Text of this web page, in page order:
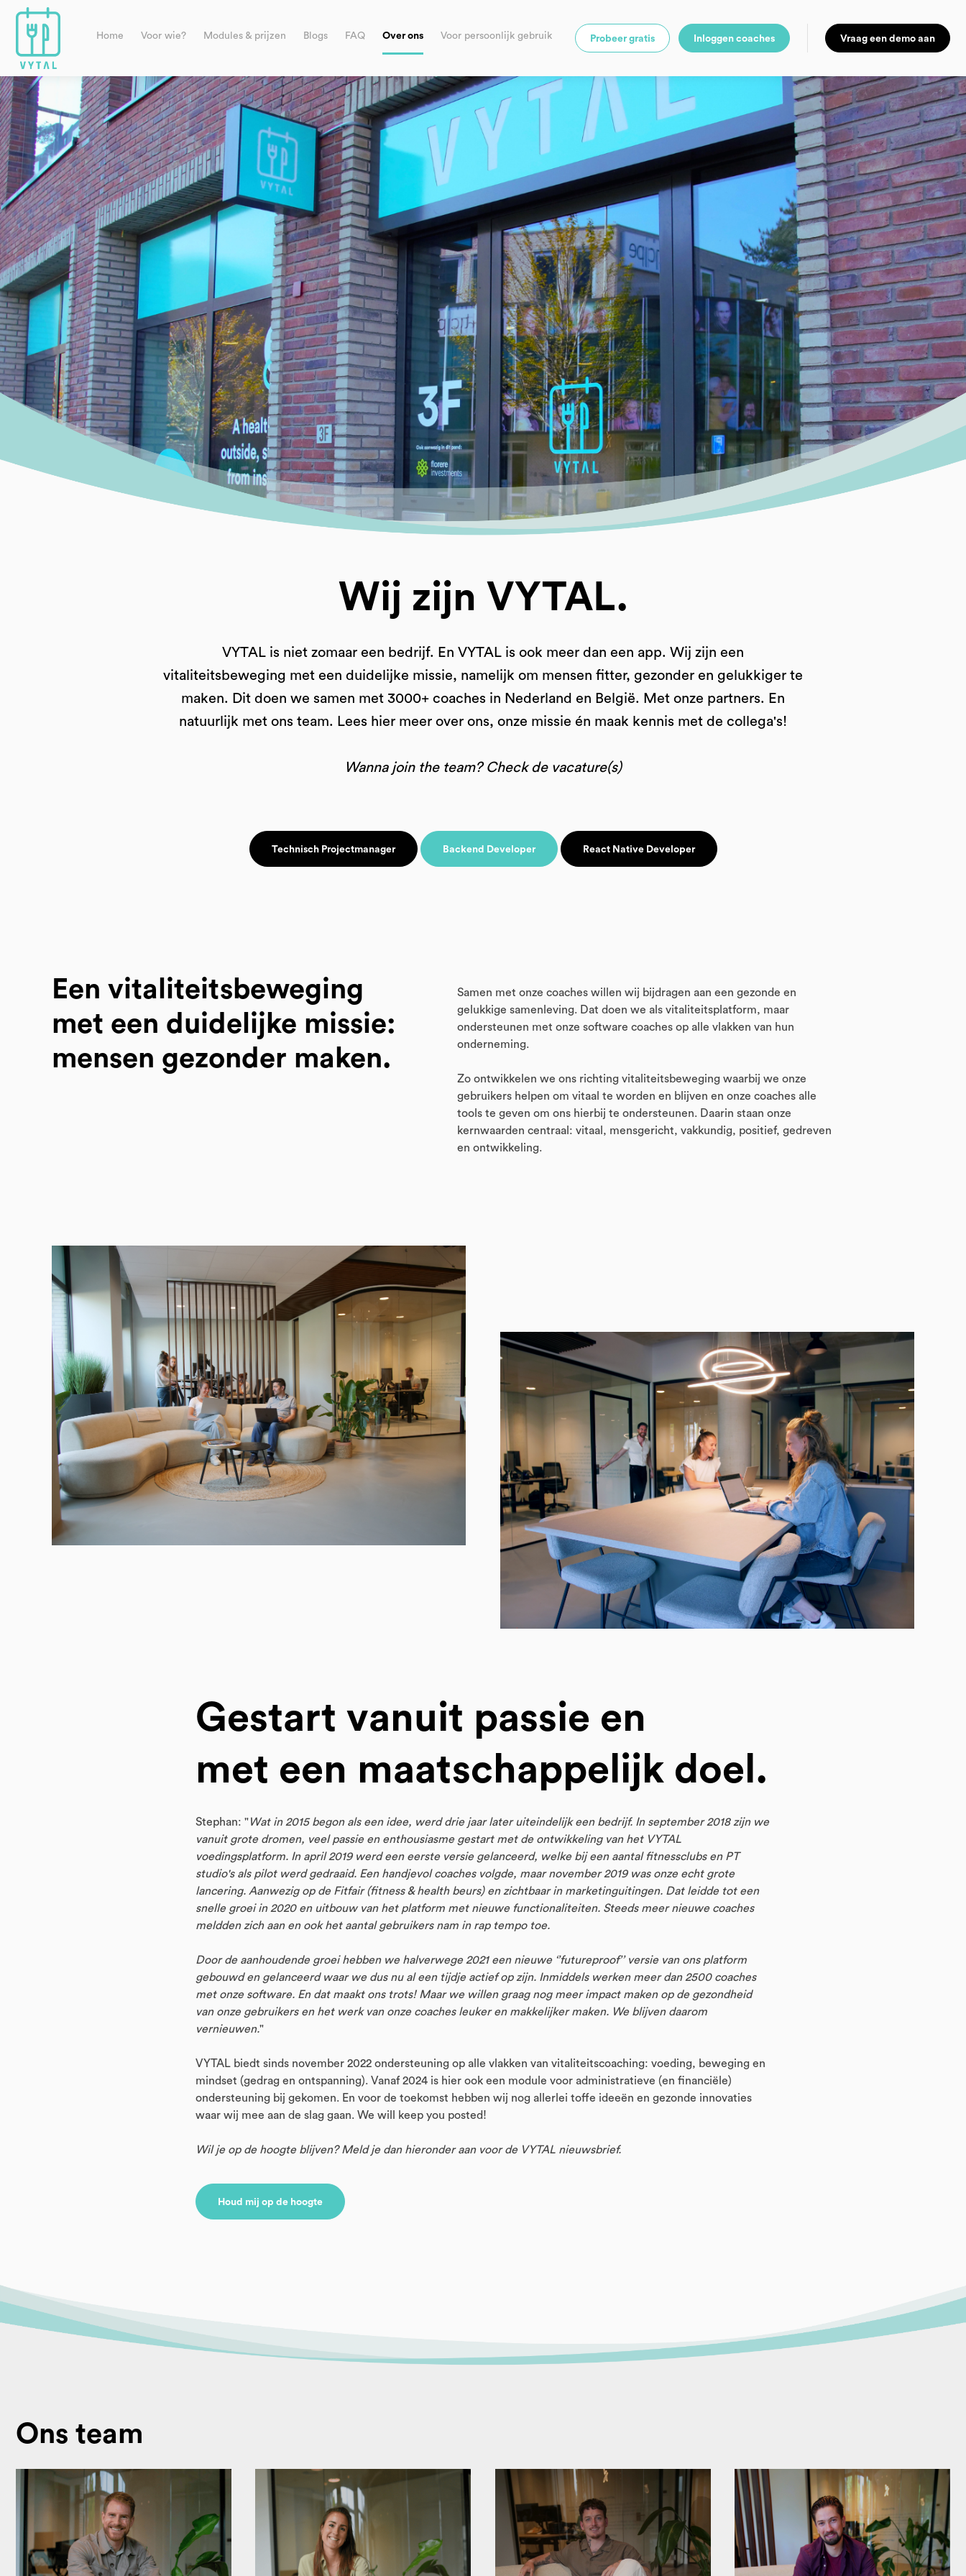
Home Voor wie? Modules & prijzen Blogs FAQ Over ons Voor persoonlijk gebruik Probeer gratis Inloggen coaches Vraag een demo aan
Wij zijn VYTAL.
VYTAL is niet zomaar een bedrijf. En VYTAL is ook meer dan een app. Wij zijn een
vitaliteitsbeweging met een duidelijke missie, namelijk om mensen fitter, gezonder en gelukkiger te
maken. Dit doen we samen met 3000+ coaches in Nederland en België. Met onze partners. En
natuurlijk met ons team. Lees hier meer over ons, onze missie én maak kennis met de collega's!
Wanna join the team? Check de vacature(s)
Technisch Projectmanager Backend Developer React Native Developer
Een vitaliteitsbeweging
met een duidelijke missie:
mensen gezonder maken.
Samen met onze coaches willen wij bijdragen aan een gezonde en
gelukkige samenleving. Dat doen we als vitaliteitsplatform, maar
ondersteunen met onze software coaches op alle vlakken van hun
onderneming.
Zo ontwikkelen we ons richting vitaliteitsbeweging waarbij we onze
gebruikers helpen om vitaal te worden en blijven en onze coaches alle
tools te geven om ons hierbij te ondersteunen. Daarin staan onze
kernwaarden centraal: vitaal, mensgericht, vakkundig, positief, gedreven
en ontwikkeling.
Gestart vanuit passie en
met een maatschappelijk doel.
Stephan: "Wat in 2015 begon als een idee, werd drie jaar later uiteindelijk een bedrijf. In september 2018 zijn we
vanuit grote dromen, veel passie en enthousiasme gestart met de ontwikkeling van het VYTAL
voedingsplatform. In april 2019 werd een eerste versie gelanceerd, welke bij een aantal fitnessclubs en PT
studio's als pilot werd gedraaid. Een handjevol coaches volgde, maar november 2019 was onze echt grote
lancering. Aanwezig op de Fitfair (fitness & health beurs) en zichtbaar in marketinguitingen. Dat leidde tot een
snelle groei in 2020 en uitbouw van het platform met nieuwe functionaliteiten. Steeds meer nieuwe coaches
meldden zich aan en ook het aantal gebruikers nam in rap tempo toe.
Door de aanhoudende groei hebben we halverwege 2021 een nieuwe ‘’futureproof’’ versie van ons platform
gebouwd en gelanceerd waar we dus nu al een tijdje actief op zijn. Inmiddels werken meer dan 2500 coaches
met onze software. En dat maakt ons trots! Maar we willen graag nog meer impact maken op de gezondheid
van onze gebruikers en het werk van onze coaches leuker en makkelijker maken. We blijven daarom
vernieuwen."
VYTAL biedt sinds november 2022 ondersteuning op alle vlakken van vitaliteitscoaching: voeding, beweging en
mindset (gedrag en ontspanning). Vanaf 2024 is hier ook een module voor administratieve (en financiële)
ondersteuning bij gekomen. En voor de toekomst hebben wij nog allerlei toffe ideeën en gezonde innovaties
waar wij mee aan de slag gaan. We will keep you posted!
Wil je op de hoogte blijven? Meld je dan hieronder aan voor de VYTAL nieuwsbrief.
Houd mij op de hoogte
Ons team